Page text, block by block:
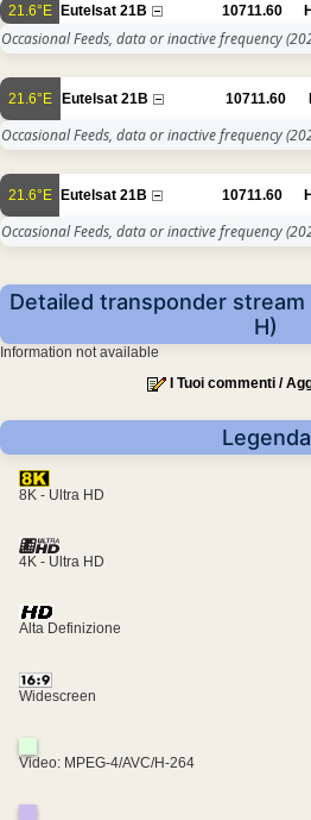
21.6°E Eutelsat 21B 10711.60
Occasional Feeds, data or inactive frequency
21.6°E Eutelsat 21B 10711.60
Occasional Feeds, data or inactive frequency
21.6°E Eutelsat 21B 10711.60
Occasional Feeds, data or inactive frequency
Detailed transponder
H)
Information not available
I Tuoi commenti /
Legenda
8K - Ultra HD
4K - Ultra HD
Alta Definizione
Widescreen
Video: MPEG-4/AVC/H-264